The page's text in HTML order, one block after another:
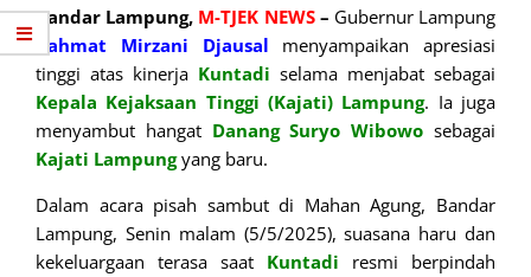
Bandar Lampung, M-TJEK NEWS– Gubernur Lampung
Rahmat Mirzani Djausal
menyampaikan apresiasi
tinggi atas kinerja Kuntadi selama menjabat sebagai
Kepala Kejaksaan Tinggi (Kajati) Lampung. Ia juga
menyambut hangat Danang Suryo Wibowo sebagai
Kajati Lampungyang baru.
Dalam acara pisah sambut di Mahan Agung, Bandar
Lampung, Senin malam (5/5/2025), suasana haru dan
kekeluargaan terasa saat Kuntadi resmi berpindah